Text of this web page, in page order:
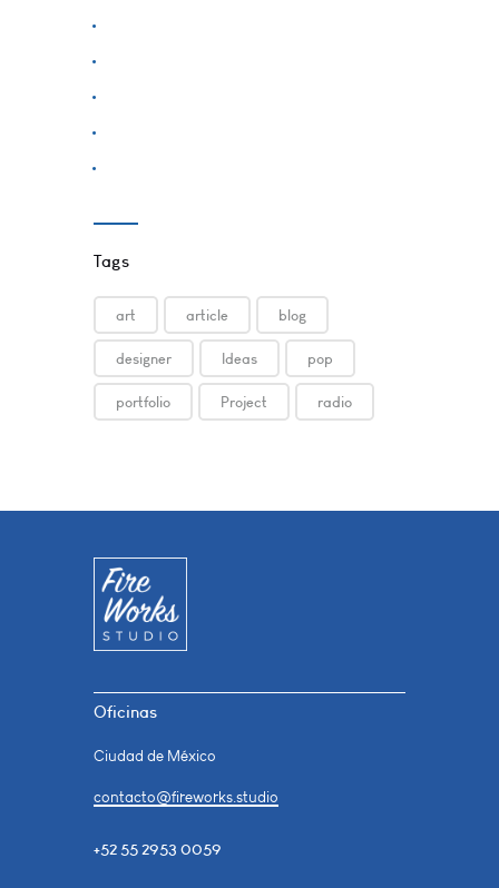
Tags
art article blog
designer Ideas pop
portfolio Project radio
Oficinas
Ciudad de México
contacto@fireworks.studio
+52 55 2953 0059